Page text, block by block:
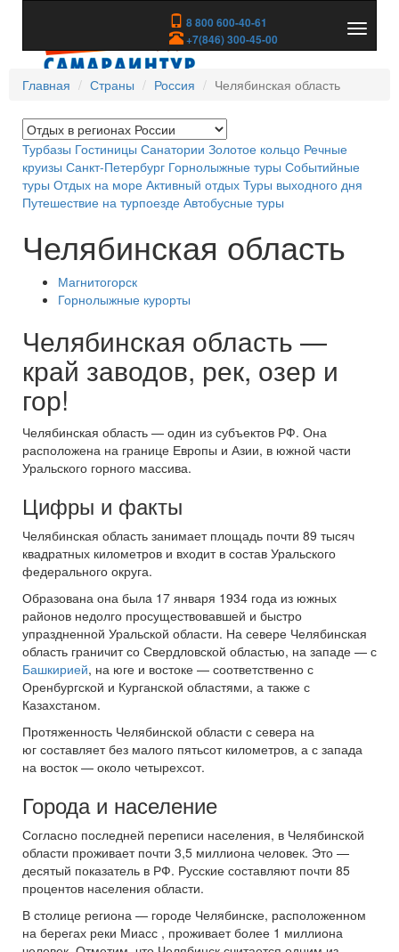
8 800 600-40-61
+7(846) 300-45-00
скрыть
Главная
Страны Россия Челябинская область
Турбазы Гостиницы Санатории Золотое кольцо Речные
круизы Санкт-Петербург Горнолыжные туры Событийные
туры Отдых на море Активный отдых Туры выходного дня
Путешествие на турпоезде Автобусные туры
Челябинская область
Магнитогорск
Горнолыжные курорты
Челябинская область —
край заводов, рек, озер и
гор!
Челябинская область — один из субъектов РФ. Она
расположена на границе Европы и Азии, в южной части
Уральского горного массива.
Цифры и факты
Челябинская область занимает площадь почти 89 тысяч
квадратных километров и входит в состав Уральского
федерального округа.
Образована она была 17 января 1934 года из южных
районов недолго просуществовавшей и быстро
упраздненной Уральской области. На севере Челябинская
область граничит со Свердловской областью, на западе — с
Башкирией, на юге и востоке — соответственно с
Оренбургской и Курганской областями, а также с
Казахстаном.
Протяженность Челябинской области с севера на
юг составляет без малого пятьсот километров, а с запада
на восток — около четырехсот.
Города и население
Согласно последней переписи населения, в Челябинской
области проживает почти 3,5 миллиона человек. Это —
десятый показатель в РФ. Русские составляют почти 85
процентов населения области.
В столице региона — городе Челябинске, расположенном
на берегах реки Миасс , проживает более 1 миллиона